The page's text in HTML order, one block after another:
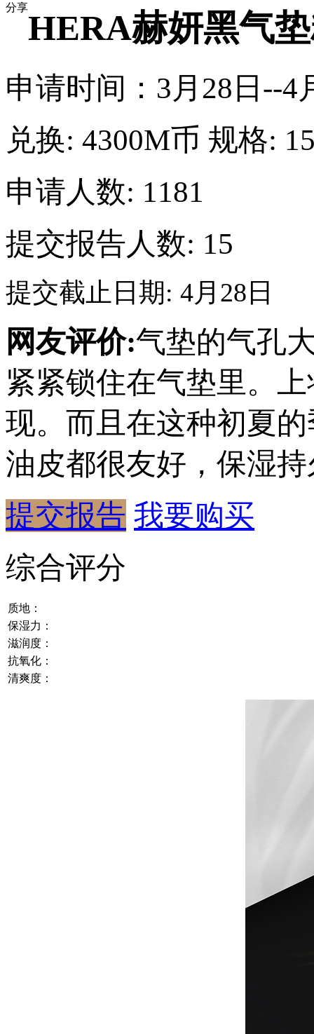
分享
HERA赫妍黑气
申请时间：3月28日--4
兑换: 4300M币 规格:
申请人数: 1181
提交报告人数: 15
提交截止日期: 4月28日
网友评价:气垫的气孔
紧紧锁住在气垫里。
现。而且在这种初夏
油皮都很友好，保湿
提交报告 我要购买
综合评分
质地：
保湿力：
滋润度：
抗氧化：
清爽度：